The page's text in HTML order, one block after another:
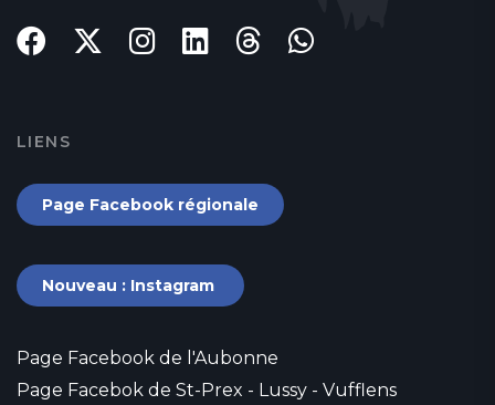
LIENS
Page Facebook régionale
Nouveau : Instagram
Page Facebook de l'Aubonne
Page Facebok de St-Prex - Lussy - Vufflens